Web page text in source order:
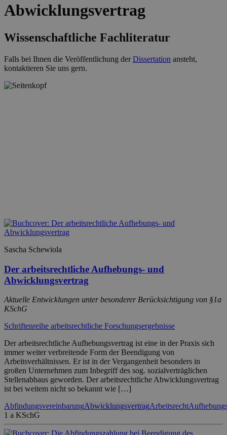
Abwicklungsvertrag
Wissenschaftliche Fachliteratur
Falls bei Ihnen die Veröffentlichung derDissertation ansteht,
kontaktieren Sie uns gern.
Sascha Schewiola
Der arbeitsrechtliche Aufhebungs- und
Abwicklungsvertrag
Aktuelle Entwicklungen unter besonderer Berücksichtigung von §1a
KSchG
Schriftenreihe arbeitsrechtliche Forschungsergebnisse
Der arbeitsrechtliche Aufhebungsvertrag ist eine in der Praxis sich
immer weiter verbreitende Form der Beendigung von
Arbeitsverhältnissen. Er ist in der Vergangenheit besonders in
großen Unternehmen zum Inbegriff des sog. sozialverträglichen
Stellenabbaus geworden. Der arbeitsrechtliche Abwicklungsvertrag
ist bei weitem nicht so bekannt wie […]
AbfindungsvereinbarungAbwicklungsvertragArbeitsrecht
1 a KSchG